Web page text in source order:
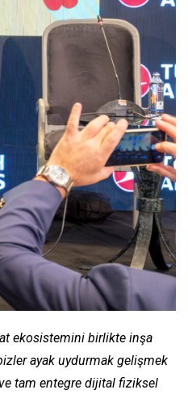
ekosistemini birlikte inşa
ayak uydurmak gelişmek
tam entegre dijital fiziksel